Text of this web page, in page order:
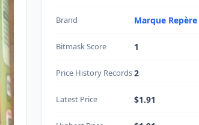
Brand Marque Repère
Bitmask Score 1
Price History Records2
Latest Price $1.91